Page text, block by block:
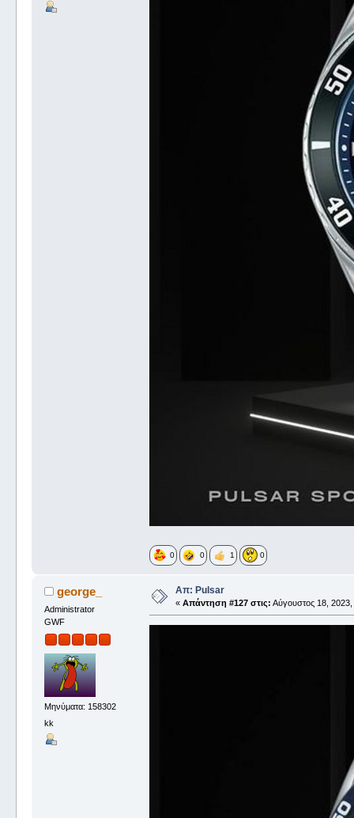
0 0 1 0
george_
Administrator
GWF
Μηνύματα: 158302
kk
Απ: Pulsar
« Απάντηση #127 στις: Αύγουστος 18,